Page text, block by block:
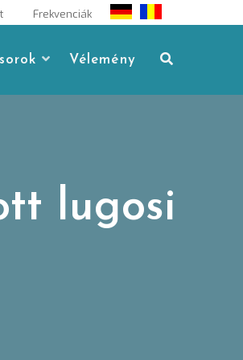
Frekvenciák
Vélemény
lugosi